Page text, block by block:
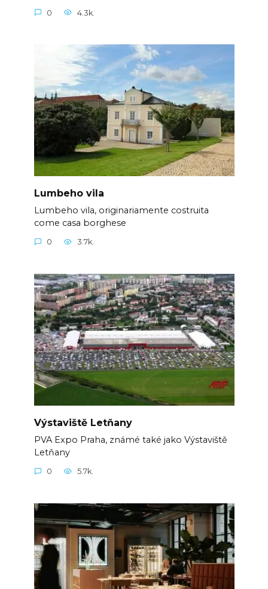
0 4.3k.
Lumbeho vila
Lumbeho vila, originariamente costruita
come casa borghese
0 3.7k.
Výstaviště Letňany
PVA Expo Praha, známé také jako Výstaviště
Letňany
0 5.7k.